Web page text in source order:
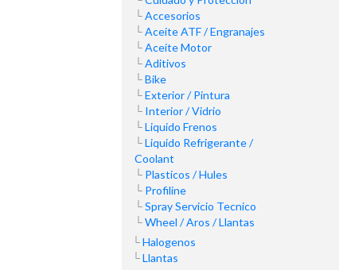
Accesorios
Aceite ATF / Engranajes
Aceite Motor
Aditivos
Bike
Exterior / Pintura
Interior / Vidrio
Liquido Frenos
Liquido Refrigerante /
Coolant
Plasticos / Hules
Profiline
Spray Servicio Tecnico
Wheel / Aros / Llantas
Halogenos
Llantas